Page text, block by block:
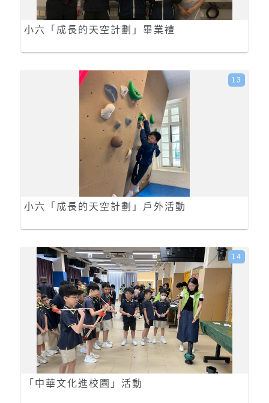
小六「成長的天空計劃」畢業禮
小六「成長的天空計劃」戶外活動
13
「中華文化進校園」活動
14